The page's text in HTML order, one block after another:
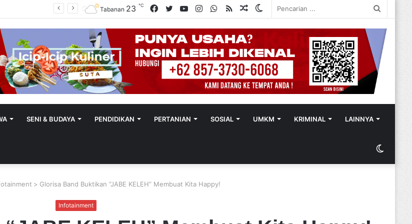
Switch
Random
RSS
WhatsApp
Instagram
YouTube
Twitter
Facebook
Tabanan 23℃
SENI & BUDAYA PENDIDIKAN PERTANIAN SOSIAL UMKM KRIMINAL LAINNYA
Switch
skin
> Glorisa Band Buktikan “JABE KELEH” Membuat Kita Happy!
Infotainment